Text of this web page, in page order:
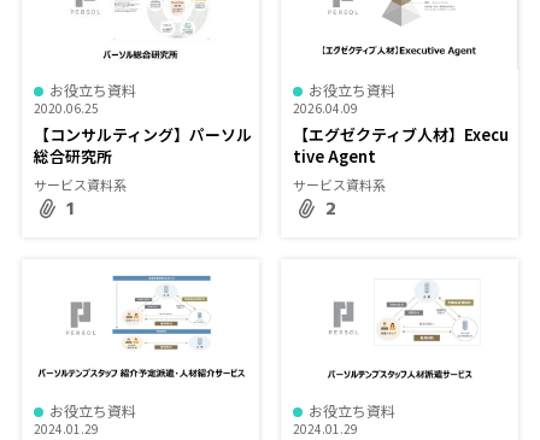
お役立ち資料
2020.06.25
【コンサルティング】パーソル
総合研究所
サービス資料系
1
お役立ち資料
2026.04.09
【エグゼクティブ人材】Execu
tive Agent
サービス資料系
2
お役立ち資料
2024.01.29
お役立ち資料
2024.01.29